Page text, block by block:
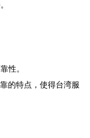
性。
的特点，使得台湾服